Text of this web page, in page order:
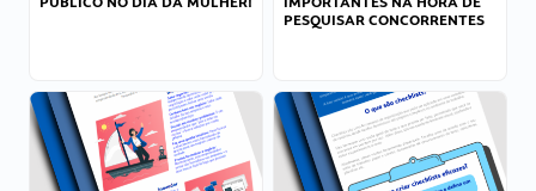
PESQUISAR CONCORRENTES